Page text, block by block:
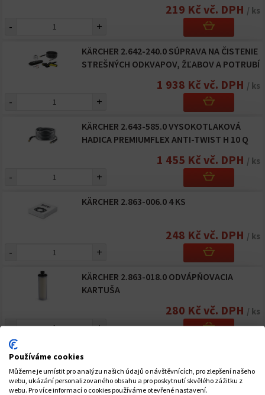
219 Kč vč. DPH / ks
- +
KÄRCHER 2.642-240.0 SÚPRAVA NA ČISTENIE
STREŠNÝCH ODKVAPOV, ŽĽABOV A POTRUBÍ
1 938 Kč vč. DPH / ks
- +
KÄRCHER 2.643-585.0 VYSOKOTLAKOVÁ
HADICA PREMIUMFLEX ANTI-TWIST H 10 Q
1 455 Kč vč. DPH / ks
- +
KÄRCHER 2.863-006.0 4 KS
248 Kč vč. DPH / ks
- +
KÄRCHER 2.863-018.0 ODVÁPŇOVACIA
KARTUŠA
280 Kč vč. DPH / ks
- +
PRE ELEKTRONÁRADIE, PRIEMER 35
362 Kč vč. DPH
Používáme cookies
Můžeme je umístit pro analýzu našich údajů o návštěvnících, pro zlepšení našeho
webu, ukázání personalizovaného obsahu a pro poskytnutí skvělého zážitku z
webu. Pro více informací o cookies používáme otevřené nastavení.